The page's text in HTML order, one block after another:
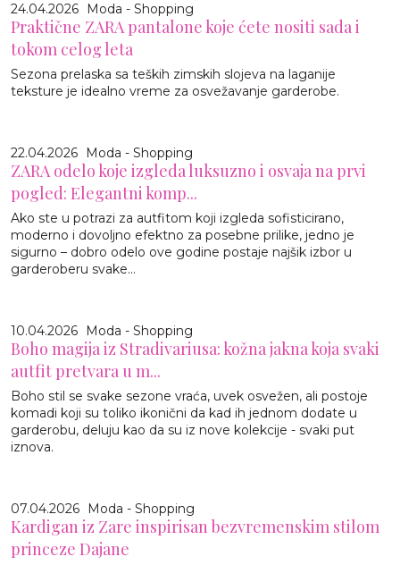
24.04.2026 Moda - Shopping
Praktične ZARA pantalone koje ćete nositi sada i
tokom celog leta
Sezona prelaska sa teških zimskih slojeva na laganije
teksture je idealno vreme za osvežavanje garderobe.
22.04.2026 Moda - Shopping
ZARA odelo koje izgleda luksuzno i osvaja na prvi
pogled: Elegantni komp...
Ako ste u potrazi za autfitom koji izgleda sofisticirano,
moderno i dovoljno efektno za posebne prilike, jedno je
sigurno – dobro odelo ove godine postaje najšik izbor u
garderoberu svake...
10.04.2026 Moda - Shopping
Boho magija iz Stradivariusa: kožna jakna koja svaki
autfit pretvara u m...
Boho stil se svake sezone vraća, uvek osvežen, ali postoje
komadi koji su toliko ikonični da kad ih jednom dodate u
garderobu, deluju kao da su iz nove kolekcije - svaki put
iznova.
07.04.2026 Moda - Shopping
Kardigan iz Zare inspirisan bezvremenskim stilom
princeze Dajane